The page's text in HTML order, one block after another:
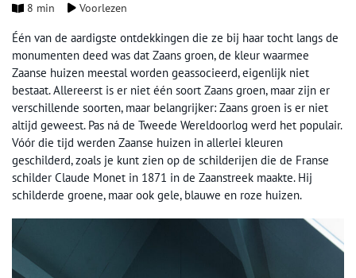
8 min Voorlezen
Één van de aardigste ontdekkingen die ze bij haar tocht langs de
monumenten deed was dat Zaans groen, de kleur waarmee
Zaanse huizen meestal worden geassocieerd, eigenlijk niet
bestaat. Allereerst is er niet één soort Zaans groen, maar zijn er
verschillende soorten, maar belangrijker: Zaans groen is er niet
altijd geweest. Pas ná de Tweede Wereldoorlog werd het populair.
Vóór die tijd werden Zaanse huizen in allerlei kleuren
geschilderd, zoals je kunt zien op de schilderijen die de Franse
schilder Claude Monet in 1871 in de Zaanstreek maakte. Hij
schilderde groene, maar ook gele, blauwe en roze huizen.